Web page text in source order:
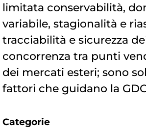
limitata conservabilità,
variabile, stagionalità e
tracciabilità e sicurezza
concorrenza tra punti
dei mercati esteri; sono
fattori che guidano la
Categorie